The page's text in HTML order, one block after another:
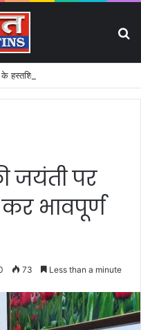
को मिलेगा बड़ा बढ़ावा
जयंती पर
कर भावपूर्ण
73 Less than a minute